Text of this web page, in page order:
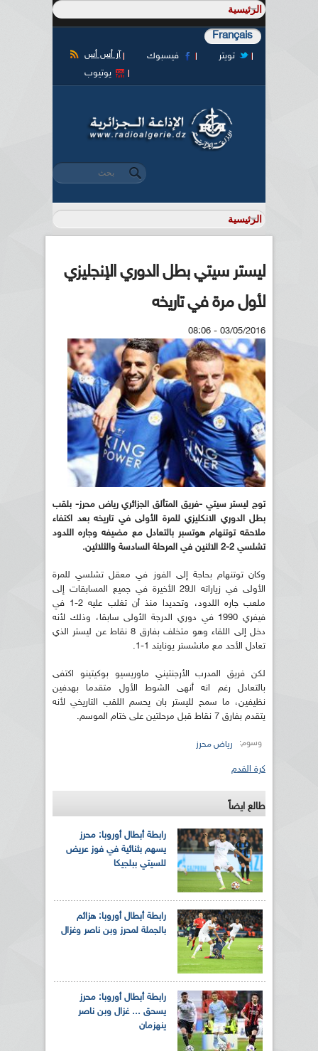
Français
آر أس أس فيسبوك
تويتر
يوتيوب
استمارة البحث
‏بحث ‏
ليستر سيتي بطل الدوري الإنجليزي
لأول مرة في تاريخه
03/05/2016 - 08:06
توج ليستر سيتي -فريق المتألق الجزائري رياض محرز- بلقب
بطل الدوري الانكليزي للمرة الأولى في تاريخه بعد اكتفاء
ملاحقه توتنهام هوتسبر بالتعادل مع مضيفه وجاره اللدود
تشلسي 2-2 الاثنين في المرحلة السادسة والثلاثين.
وكان توتنهام بحاجة إلى الفوز في معقل تشلسي للمرة
الأولى في زياراته الـ29 الأخيرة في جميع المسابقات إلى
ملعب جاره اللدود، وتحديدا منذ أن تغلب عليه 2-1 في
فيفري 1990 في دوري الدرجة الأولى سابقا، وذلك لأنه
دخل إلى اللقاء وهو متخلف بفارق 8 نقاط عن ليستر الذي
تعادل الأحد مع مانشستر يونايتد 1-1.
لكن فريق المدرب الأرجنتيني ماوريسيو بوكيتينو اكتفى
بالتعادل رغم انه أنهى الشوط الأول متقدما بهدفين
نظيفين، ما سمح لليستر بان يحسم اللقب التاريخي لأنه
يتقدم بفارق 7 نقاط قبل مرحلتين على ختام الموسم.
وسوم: رياض محرز
كرة القدم
طالع ايضاً
رابطة أبطال أوروبا: محرز
يسهم بثنائية في فوز عريض
للسيتي ببلجيكا
رابطة أبطال أوروبا: هزائم
بالجملة لمحرز وبن ناصر وغزال
رابطة أبطال أوروبا: محرز
يسحق ... غزال وبن ناصر
ينهزمان